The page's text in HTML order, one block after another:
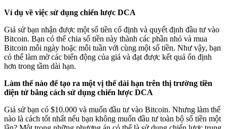
Ví dụ về việc sử dụng chiến lược DCA
Giả sử bạn nhận được một số tiền cố định và quyết định đầu tư vào
Bitcoin. Bạn có thể chia số tiền này thành các phần nhỏ và mua
Bitcoin mỗi ngày hoặc mỗi tuần với cùng một số tiền. Như vậy, bạn
có thể làm mờ các biến động của giá và đạt được kết quả ổn định
hơn trong tầm dài hạn.
Làm thế nào để tạo ra một vị thế dài hạn trên thị trường tiền
điện tử bằng cách sử dụng chiến lược DCA
Giả sử bạn có $10.000 và muốn đầu tư vào Bitcoin. Nhưng làm thế
nào là cách tốt nhất nếu bạn không muốn đầu tư toàn bộ số tiền một